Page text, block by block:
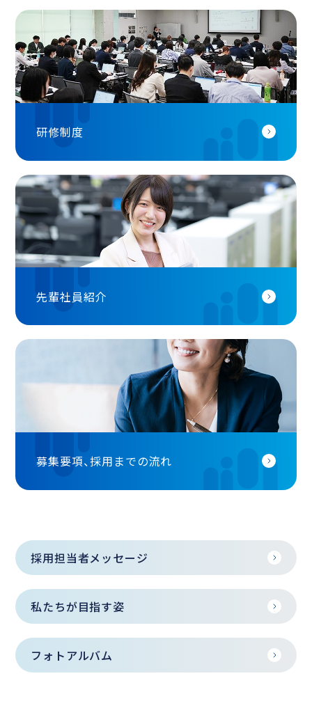
研修制度
先輩社員紹介
募集要項、採用までの流れ
採用担当者メッセージ
私たちが目指す姿
フォトアルバム